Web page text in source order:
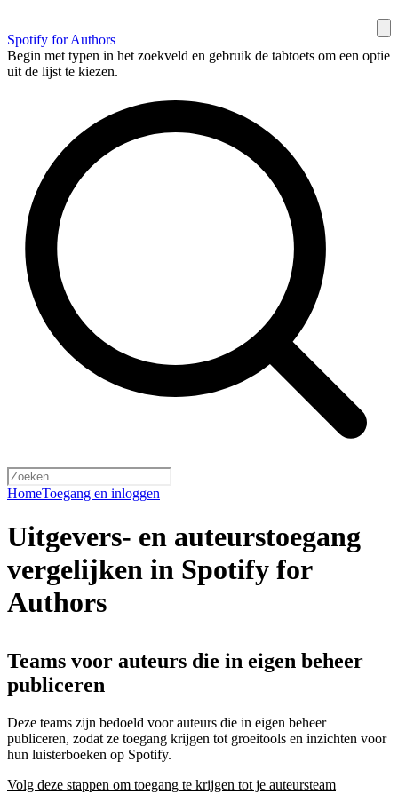
Spotify for Authors
Begin met typen in het zoekveld en gebruik de tabtoets om een optie
uit de lijst te kiezen.
HomeToegang en inloggen
Uitgevers- en auteurstoegang
vergelijken in Spotify for
Authors
Teams voor auteurs die in eigen beheer
publiceren
Deze teams zijn bedoeld voor auteurs die in eigen beheer
publiceren, zodat ze toegang krijgen tot groeitools en inzichten voor
hun luisterboeken op Spotify.
Volg deze stappen om toegang te krijgen tot je auteursteam